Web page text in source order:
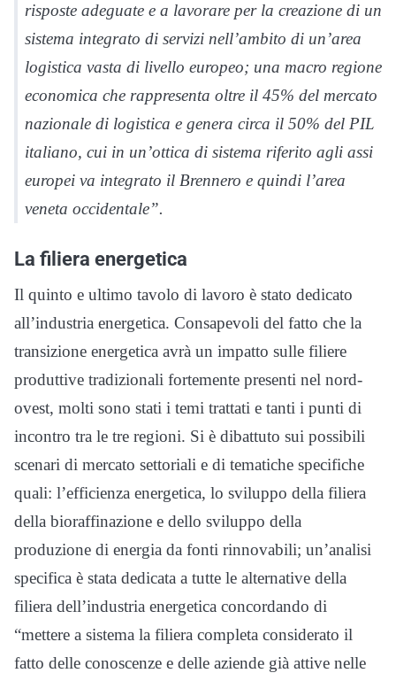
risposte adeguate e a lavorare per la creazione di un
sistema integrato di servizi nell’ambito di un’area
logistica vasta di livello europeo; una macro regione
economica che rappresenta oltre il 45% del mercato
nazionale di logistica e genera circa il 50% del PIL
italiano, cui in un’ottica di sistema riferito agli assi
europei va integrato il Brennero e quindi l’area
veneta occidentale”.
La filiera energetica
Il quinto e ultimo tavolo di lavoro è stato dedicato
all’industria energetica. Consapevoli del fatto che la
transizione energetica avrà un impatto sulle filiere
produttive tradizionali fortemente presenti nel nord-
ovest, molti sono stati i temi trattati e tanti i punti di
incontro tra le tre regioni. Si è dibattuto sui possibili
scenari di mercato settoriali e di tematiche specifiche
quali: l’efficienza energetica, lo sviluppo della filiera
della bioraffinazione e dello sviluppo della
produzione di energia da fonti rinnovabili; un’analisi
specifica è stata dedicata a tutte le alternative della
filiera dell’industria energetica concordando di
“mettere a sistema la filiera completa considerato il
fatto delle conoscenze e delle aziende già attive nelle